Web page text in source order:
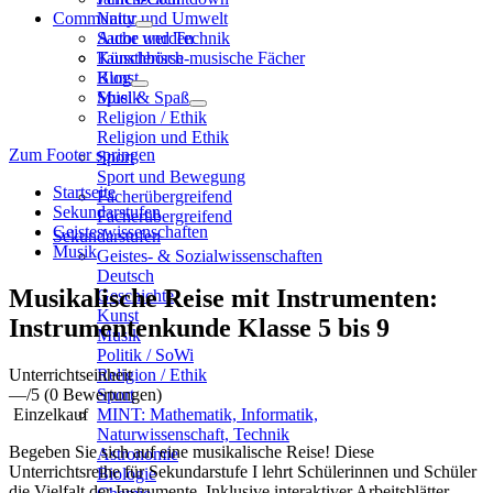
Natur und Umwelt
Sache und Technik
Künstlerisch-musische Fächer
Kunst
Musik
Religion / Ethik
Religion und Ethik
Sport
Sport und Bewegung
Fächerübergreifend
Fächerübergreifend
Sekundarstufen
Geistes- & Sozialwissenschaften
Deutsch
Geschichte
Kunst
Musik
Politik / SoWi
Religion / Ethik
Sport
MINT: Mathematik, Informatik,
Naturwissenschaft, Technik
Astronomie
Biologie
Community
Autor werden
Tauschbörse
Blog
Spiel & Spaß
Zum Footer springen
Startseite
Sekundarstufen
Geisteswissenschaften
Musik
Musikalische Reise mit Instrumenten:
Instrumentenkunde Klasse 5 bis 9
Unterrichtseinheit
—/5 (0 Bewertungen)
Einzelkauf
Begeben Sie sich auf eine musikalische Reise! Diese
Unterrichtsreihe für Sekundarstufe I lehrt Schülerinnen und Schüler